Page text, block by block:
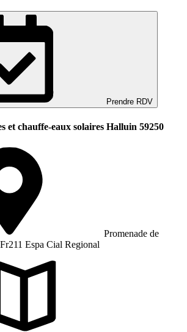
Prendre RDV
et chauffe-eaux solaires Halluin 59250
Promenade de
Espa Cial Regional